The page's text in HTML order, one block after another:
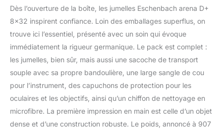
argenté haute réflexion,
mise au point
rapprochée raccourcie -
quelques-unes des
améliorations apportées
aux jumelles arena à
prismes en toit Le tout
en conservant leur frome
compacte, à la fois
rubuste et maniable.Les
prismes BaK-4 à
Dès l’ouverture de la boîte, les jumelles Eschenbach arena D+
8×32 inspirent confiance. Loin des emballages superflus, on
trouve ici l’essentiel, présenté avec un soin qui évoque
immédiatement la rigueur germanique. Le pack est complet :
les jumelles, bien sûr, mais aussi une sacoche de transport
souple avec sa propre bandoulière, une large sangle de cou
pour l’instrument, des capuchons de protection pour les
oculaires et les objectifs, ainsi qu’un chiffon de nettoyage en
microfibre. La première impression en main est celle d’un objet
dense et d’une construction robuste. Le poids, annoncé à 907